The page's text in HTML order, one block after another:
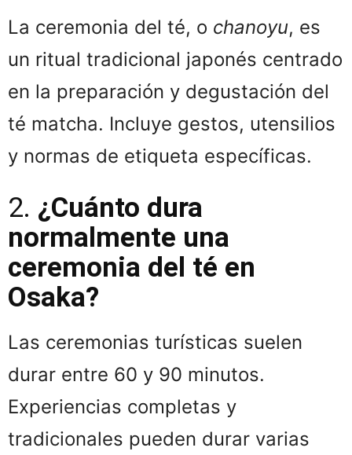
La ceremonia del té, o chanoyu, es
un ritual tradicional japonés centrado
en la preparación y degustación del
té matcha. Incluye gestos, utensilios
y normas de etiqueta específicas.
2. ¿Cuánto dura
normalmente una
ceremonia del té en
Osaka?
Las ceremonias turísticas suelen
durar entre 60 y 90 minutos.
Experiencias completas y
tradicionales pueden durar varias